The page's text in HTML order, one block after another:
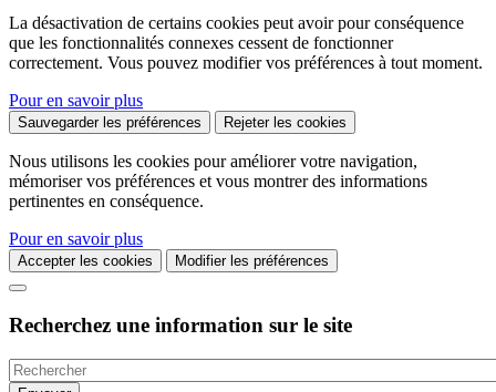
La désactivation de certains cookies peut avoir pour conséquence
que les fonctionnalités connexes cessent de fonctionner
correctement. Vous pouvez modifier vos préférences à tout moment.
Pour en savoir plus
Sauvegarder les préférences Rejeter les cookies
Nous utilisons les cookies pour améliorer votre navigation,
mémoriser vos préférences et vous montrer des informations
pertinentes en conséquence.
Pour en savoir plus
Accepter les cookies Modifier les préférences
Recherchez une information sur le site